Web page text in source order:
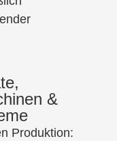
&
Produktion: